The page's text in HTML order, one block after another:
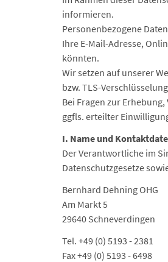
informieren.
Personenbezogene
Ihre E-Mail-Adresse,
könnten.
Wir setzen auf unserer
bzw. TLS-
Bei Fragen zur
ggfls. erteilter
I. Name und
Der Verantwortliche im
Datenschutzgesetze
Bernhard Dehning OHG
Am Markt 5
29640 Schneverdingen
Tel. +49 (0) 5193 - 2381
Fax +49 (0) 5193 - 6498